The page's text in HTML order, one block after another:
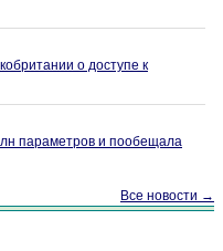
о доступе к
параметров и пообещала
Все новости →